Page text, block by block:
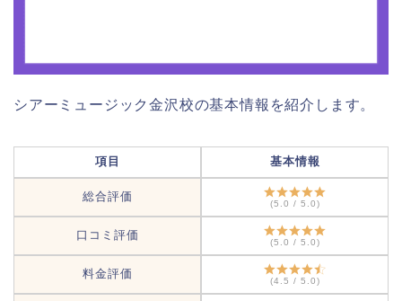
シアーミュージック金沢校の基本情報を紹介します。
項目 基本情報
総合評価
(5.0 / 5.0)
口コミ評価
(5.0 / 5.0)
料金評価
(4.5 / 5.0)